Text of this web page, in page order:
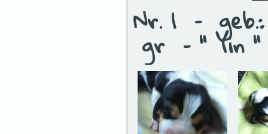
Nr. 1 –
gr – “ Yin